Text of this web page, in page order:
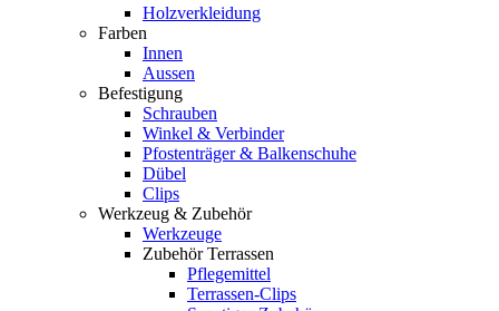
Holzverkleidung
Farben
Innen
Aussen
Befestigung
Schrauben
Winkel & Verbinder
Pfostenträger & Balkenschuhe
Dübel
Clips
Werkzeug & Zubehör
Werkzeuge
Zubehör Terrassen
Pflegemittel
Terrassen-Clips